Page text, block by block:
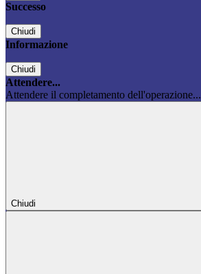
Successo
Chiudi
Informazione
Chiudi
Attendere...
Attendere il completamento dell'operazione...
Chiudi